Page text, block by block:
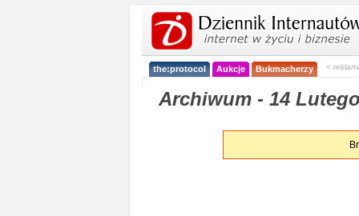
the:protocol Aukcje Bukmacherzy <
Archiwum - 14